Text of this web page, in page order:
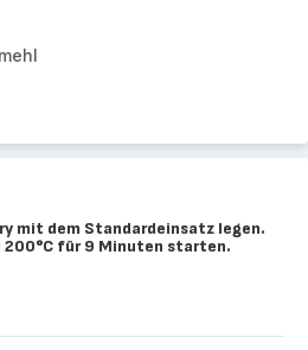
mit dem Standardeinsatz legen.
200°C für 9 Minuten starten.